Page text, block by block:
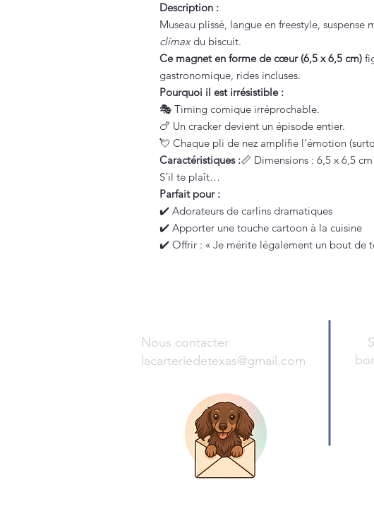
Description :
Museau plissé, langue en freestyle,
climax du biscuit.
Ce magnet en forme de cœur (6,5 x 6,5 cm)
gastronomique, rides incluses.
Pourquoi il est irrésistible :
🎭 Timing comique irréprochable.
🍗 Un cracker devient un épisode entier.
💘 Chaque pli de nez amplifie l’émotion
Caractéristiques :📏 Dimensions : 6,5 x 6,5
S’il te plaît…
Parfait pour :
✔️ Adorateurs de carlins dramatiques
✔️ Apporter une touche cartoon à la cuisine
✔️ Offrir : « Je mérite légalement un bout de
Nous contacter
lacarteriedetexas@gmail.com